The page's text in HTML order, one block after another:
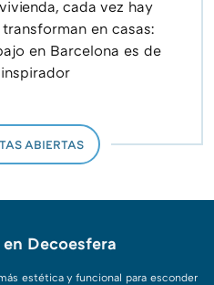
cada vez hay
en casas:
en Barcelona es de
ABIERTAS
Decoesfera
estética y funcional para esconder